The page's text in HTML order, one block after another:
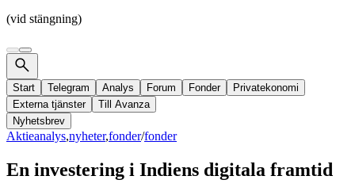
(vid stängning)
Start Telegram Analys Forum Fonder
Privatekonomi
Externa tjänster
Till Avanza
Nyhetsbrev
Aktieanalys,nyheter,fonder/fonder
En investering i Indiens digitala framtid